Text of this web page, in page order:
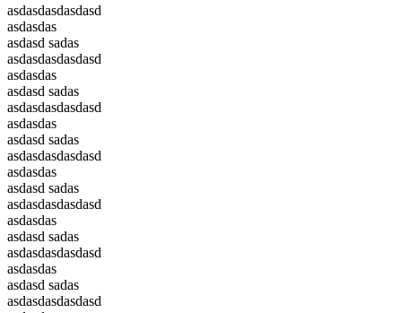
asdasdasdasdasd
asdasdas
asdasd sadas
asdasdasdasdasd
asdasdas
asdasd sadas
asdasdasdasdasd
asdasdas
asdasd sadas
asdasdasdasdasd
asdasdas
asdasd sadas
asdasdasdasdasd
asdasdas
asdasd sadas
asdasdasdasdasd
asdasdas
asdasd sadas
asdasdasdasdasd